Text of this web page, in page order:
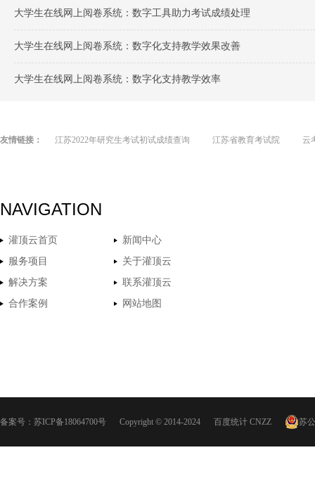
大学生在线网上阅卷系统：数字工具助力考试成绩处理
大学生在线网上阅卷系统：数字化支持教学效果改善
大学生在线网上阅卷系统：数字化支持教学效率
友情链接： 江苏2022年研究生考试初试成绩查询 江苏省教育考试院 云
NAVIGATION
灌顶云首页
新闻中心
服务项目
关于灌顶云
解决方案
联系灌顶云
合作案例
网站地图
备案号： 苏ICP备18064700号 Copyright © 2014-2024 百度统计 CNZZ 苏